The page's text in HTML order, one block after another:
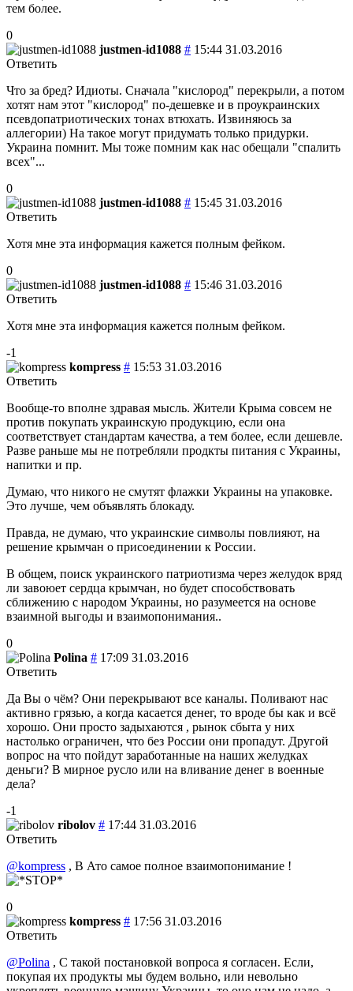
тем более.
0
justmen-id1088 # 15:44 31.03.2016
Ответить
Что за бред? Идиоты. Сначала "кислород" перекрыли, а потом
хотят нам этот "кислород" по-дешевке и в проукраинских
псевдопатриотических тонах втюхать. Извиняюсь за
аллегории) На такое могут придумать только придурки.
Украина помнит. Мы тоже помним как нас обещали "спалить
всех"...
0
justmen-id1088 # 15:45 31.03.2016
Ответить
Хотя мне эта информация кажется полным фейком.
0
justmen-id1088 # 15:46 31.03.2016
Ответить
Хотя мне эта информация кажется полным фейком.
-1
kompress # 15:53 31.03.2016
Ответить
Вообще-то вполне здравая мысль. Жители Крыма совсем не
против покупать украинскую продукцию, если она
соответствует стандартам качества, а тем более, если дешевле.
Разве раньше мы не потребляли продкты питания с Украины,
напитки и пр.
Думаю, что никого не смутят флажки Украины на упаковке.
Это лучше, чем объявлять блокаду.
Правда, не думаю, что украинские символы повлияют, на
решение крымчан о присоединении к России.
В общем, поиск украинского патриотизма через желудок вряд
ли завоюет сердца крымчан, но будет способствовать
сближению с народом Украины, но разумеется на основе
взаимной выгоды и взаимопонимания..
0
Polina # 17:09 31.03.2016
Ответить
Да Вы о чём? Они перекрывают все каналы. Поливают нас
активно грязью, а когда касается денег, то вроде бы как и всё
хорошо. Они просто задыхаются , рынок сбыта у них
настолько ограничен, что без России они пропадут. Другой
вопрос на что пойдут заработанные на наших желудках
деньги? В мирное русло или на вливание денег в военные
дела?
-1
ribolov # 17:44 31.03.2016
Ответить
@kompress , В Ато самое полное взаимопонимание !
0
kompress # 17:56 31.03.2016
Ответить
@Polina , С такой постановкой вопроса я согласен. Если,
покупая их продукты мы будем вольно, или невольно